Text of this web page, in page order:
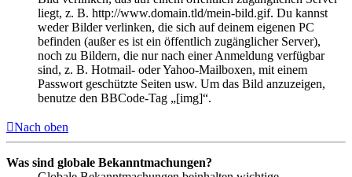
liegt, z. B. http://www.domain.tld/mein-bild.gif. Du kannst
weder Bilder verlinken, die sich auf deinem eigenen PC
befinden (außer es ist ein öffentlich zugänglicher Server),
noch zu Bildern, die nur nach einer Anmeldung verfügbar
sind, z. B. Hotmail- oder Yahoo-Mailboxen, mit einem
Passwort geschützte Seiten usw. Um das Bild anzuzeigen,
benutze den BBCode-Tag „[img]“.
Nach oben
Was sind globale Bekanntmachungen?